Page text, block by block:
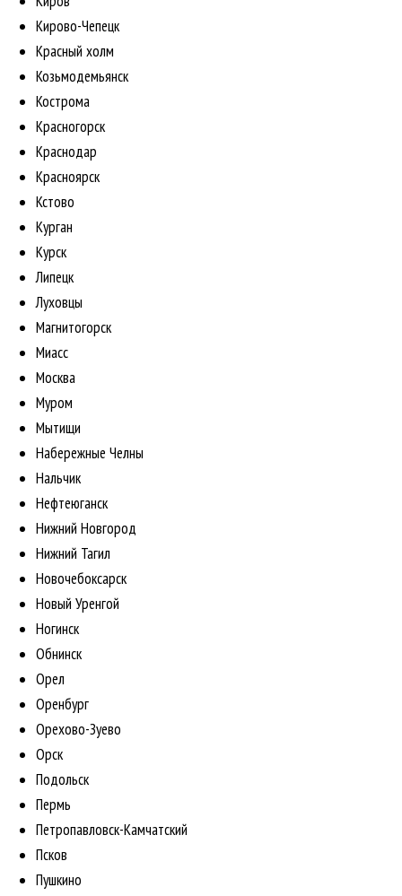
Кирово-Чепецк
Красный холм
Козьмодемьянск
Кострома
Красногорск
Краснодар
Красноярск
Кстово
Курган
Курск
Липецк
Луховцы
Магнитогорск
Миасс
Москва
Муром
Мытищи
Набережные Челны
Нальчик
Нефтеюганск
Нижний Новгород
Нижний Тагил
Новочебоксарск
Новый Уренгой
Ногинск
Обнинск
Орел
Оренбург
Орехово-Зуево
Орск
Подольск
Пермь
Петропавловск-Камчатский
Псков
Пушкино